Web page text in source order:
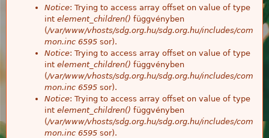
Notice: Trying to access array offset on value of type
int element_children() függvényben
(/var/www/vhosts/sdg.org.hu/sdg.org.hu/includes/com
mon.inc 6595 sor).
Notice: Trying to access array offset on value of type
int element_children() függvényben
(/var/www/vhosts/sdg.org.hu/sdg.org.hu/includes/com
mon.inc 6595 sor).
Notice: Trying to access array offset on value of type
int element_children() függvényben
(/var/www/vhosts/sdg.org.hu/sdg.org.hu/includes/com
mon.inc 6595 sor).